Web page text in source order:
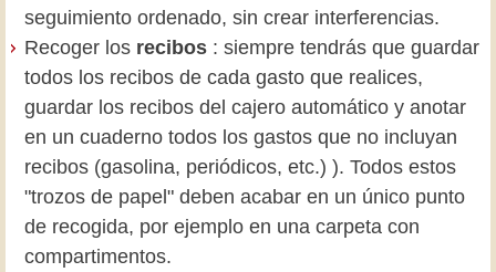
seguimiento ordenado, sin crear interferencias.
Recoger los recibos : siempre tendrás que guardar
todos los recibos de cada gasto que realices,
guardar los recibos del cajero automático y anotar
en un cuaderno todos los gastos que no incluyan
recibos (gasolina, periódicos, etc.) ). Todos estos
"trozos de papel" deben acabar en un único punto
de recogida, por ejemplo en una carpeta con
compartimentos.